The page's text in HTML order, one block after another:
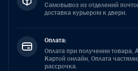
Самовывоз из отделений
доставка курьером к двери.
Оплата:
Оплата при получении товара,
Картой онлайн, Оплата
рассрочка.